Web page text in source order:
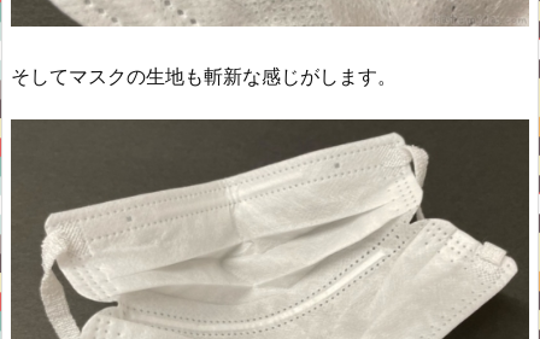
そしてマスクの生地も斬新な感じがします。